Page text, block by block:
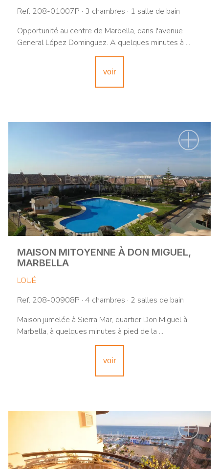
Ref. 208-01007P · 3 chambres · 1 salle de bain
Opportunité au centre de Marbella, dans l'avenue
General López Dominguez. A quelques minutes à ...
voir
MAISON MITOYENNE À DON MIGUEL,
MARBELLA
LOUÉ
Ref. 208-00908P · 4 chambres · 2 salles de bain
Maison jumelée à Sierra Mar, quartier Don Miguel à
Marbella, à quelques minutes à pied de la ...
voir